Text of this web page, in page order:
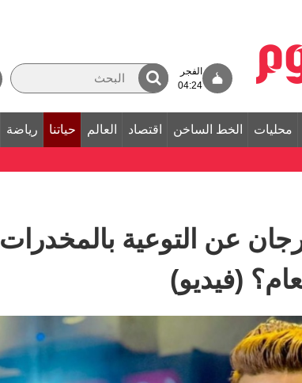
الفجر
04:24
محليات الخط الساخن اقتصاد العالم حياتنا رياضة
عن التوعية بالمخدرات
(فيديو)